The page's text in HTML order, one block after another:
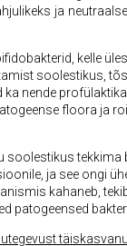
ja
kelle
soolestikus,
nende
floora ja
tekkima
ja see ongi
kahaneb,
patogeensed